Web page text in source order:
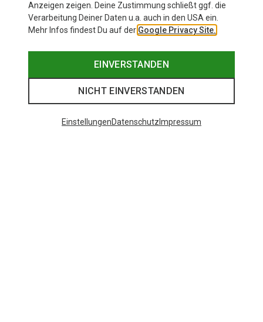
Anzeigen zeigen. Deine Zustimmung schließt ggf. die
Verarbeitung Deiner Daten u.a. auch in den USA ein.
Mehr Infos findest Du auf der Google Privacy Site.
EINVERSTANDEN
NICHT EINVERSTANDEN
EinstellungenDatenschutz Impressum